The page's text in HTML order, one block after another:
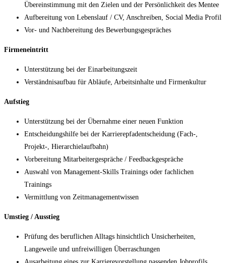
Übereinstimmung mit den Zielen und der Persönlichkeit des Mentee
Aufbereitung von Lebenslauf / CV, Anschreiben, Social Media Profil
Vor- und Nachbereitung des Bewerbungsgespräches
Firmeneintritt
Unterstützung bei der Einarbeitungszeit
Verständnisaufbau für Abläufe, Arbeitsinhalte und Firmenkultur
Aufstieg
Unterstützung bei der Übernahme einer neuen Funktion
Entscheidungshilfe bei der Karrierepfadentscheidung (Fach-,
Projekt-, Hierarchielaufbahn)
Vorbereitung Mitarbeitergespräche / Feedbackgespräche
Auswahl von Management-Skills Trainings oder fachlichen
Trainings
Vermittlung von Zeitmanagementwissen
Umstieg / Ausstieg
Prüfung des beruflichen Alltags hinsichtlich Unsicherheiten,
Langeweile und unfreiwilligen Überraschungen